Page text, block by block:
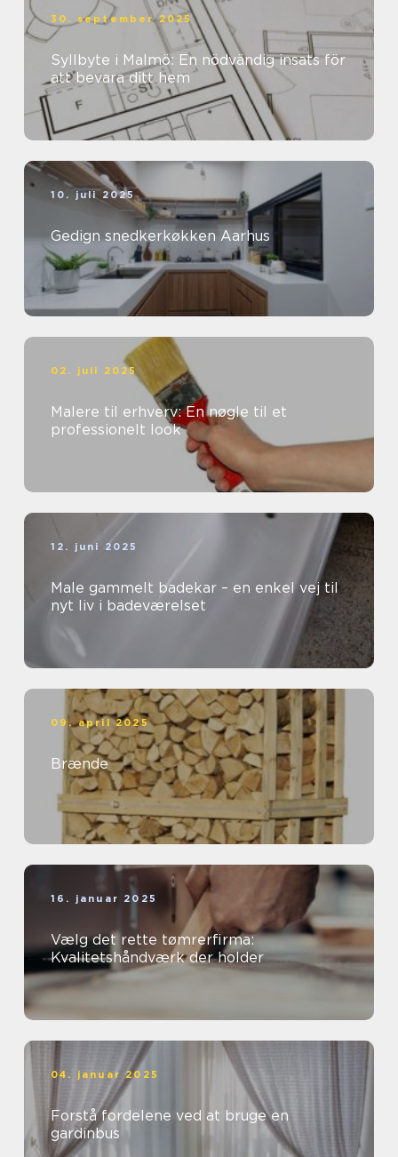
30. september 2025
Syllbyte i Malmö: En nödvändig insats för
att bevara ditt hem
10. juli 2025
Gedign snedkerkøkken Aarhus
02. juli 2025
Malere til erhverv: En nøgle til et
professionelt look
12. juni 2025
Male gammelt badekar – en enkel vej til
nyt liv i badeværelset
09. april 2025
Brænde
16. januar 2025
Vælg det rette tømrerfirma:
Kvalitetshåndværk der holder
04. januar 2025
Forstå fordelene ved at bruge en
gardinbus